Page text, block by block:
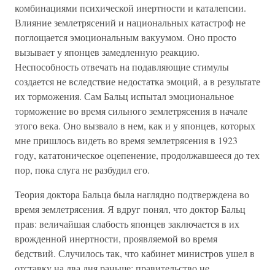
комбинациями психической инертности и каталепсии.
Влияние землетрясений и национальных катастроф не
поглощается эмоциональным вакуумом. Оно просто
вызывает у японцев замедленную реакцию.
Неспособность отвечать на подавляющие стимулы
создается не вследствие недостатка эмоций, а в результате
их торможения. Сам Бальц испытал эмоциональное
торможение во время сильного землетрясения в начале
этого века. Оно вызвало в нем, как и у японцев, которых
мне пришлось видеть во время землетрясения в 1923
году, кататоническое оцепенение, продолжавшееся до тех
пор, пока слуга не разбудил его.
Теория доктора Бальца была наглядно подтверждена во
время землетрясения. Я вдруг понял, что доктор Бальц
прав: величайшая слабость японцев заключается в их
врожденной инертности, проявляемой во время
бедствий. Случилось так, что кабинет министров ушел в